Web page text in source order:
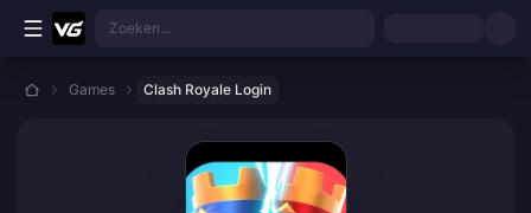
Ga direct naar de hoofdinhoud
Zoeken...
Games Clash Royale Login